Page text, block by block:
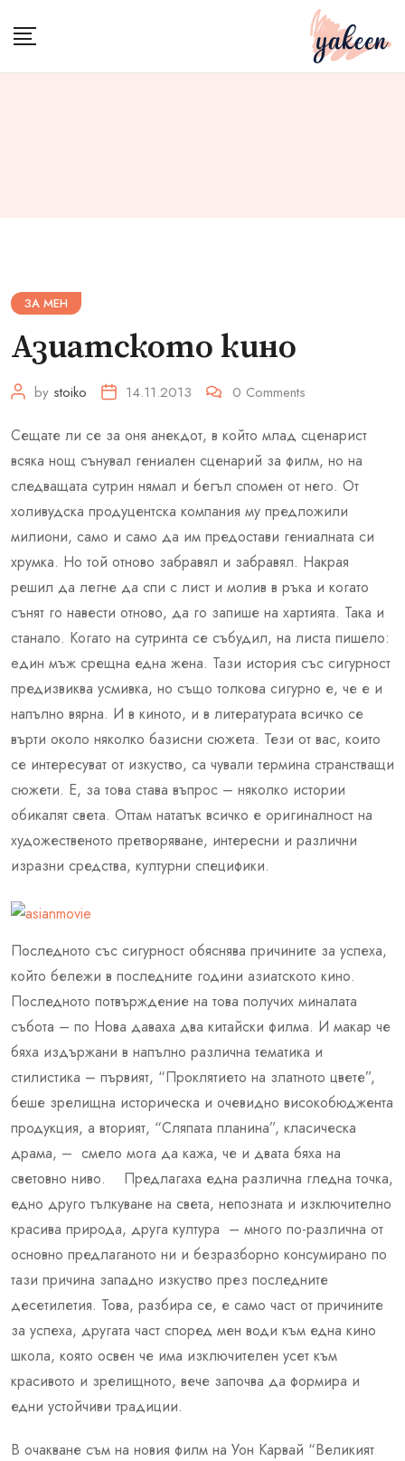
ЗА МЕН
Азиатското кино
by stoiko 14.11.2013 0 Comments
Сещате ли се за оня анекдот, в който млад сценарист
всяка нощ сънувал гениален сценарий за филм, но на
следващата сутрин нямал и бегъл спомен от него. От
холивудска продуцентска компания му предложили
милиони, само и само да им предостави гениалната си
хрумка. Но той отново забравял и забравял. Накрая
решил да легне да спи с лист и молив в ръка и когато
сънят го навести отново, да го запише на хартията. Така и
станало. Когато на сутринта се събудил, на листа пишело:
eдин мъж срещна една жена. Тази история със сигурност
предизвиква усмивка, но също толкова сигурно е, че е и
напълно вярна. И в киното, и в литературата всичко се
върти около няколко базисни сюжета. Тези от вас, които
се интересуват от изкуство, са чували термина странстващи
сюжети. Е, за това става въпрос – няколко истории
обикалят света. Оттам нататък всичко е оригиналност на
художественото претворяване, интересни и различни
изразни средства, културни специфики.
Последното със сигурност обяснява причините за успеха,
който бележи в последните години азиатското кино.
Последното потвърждение на това получих миналата
събота – по Нова даваха два китайски филма. И макар че
бяха издържани в напълно различна тематика и
стилистика – първият, “Проклятието на златното цвете”,
беше зрелищна историческа и очевидно високобюджента
продукция, а вторият, “Сляпата планина”, класическа
драма, – смело мога да кажа, че и двата бяха на
световно ниво. Предлагаха една различна гледна точка,
едно друго тълкуване на света, непозната и изключително
красива природа, друга култура – много по-различна от
основно предлаганото ни и безразборно консумирано по
тази причина западно изкуство през последните
десетилетия. Това, разбира се, е само част от причините
за успеха, другата част според мен води към една кино
школа, която освен че има изключителен усет към
красивото и зрелищното, вече започва да формира и
едни устойчиви традиции.
В очакване съм на новия филм на Уон Карвай “Великият